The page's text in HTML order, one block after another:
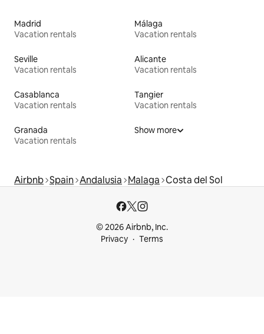
Madrid
Vacation rentals
Málaga
Vacation rentals
Seville
Vacation rentals
Alicante
Vacation rentals
Casablanca
Vacation rentals
Tangier
Vacation rentals
Granada
Vacation rentals
Show more
Airbnb Spain Andalusia Malaga Costa del Sol
© 2026 Airbnb, Inc.
Privacy
Terms